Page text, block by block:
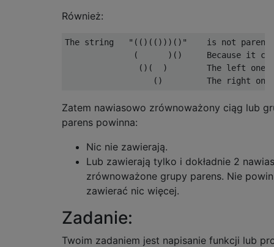
Również:
The string   "(()(()))()"    is not
(      )()     Because it
()(  )        The left one
Zatem nawiasowo zrównoważony ciąg lub
parens powinna:
Nic nie zawierają.
Lub zawierają tylko i dokładnie 2
zrównoważone grupy parens. Nie
zawierać nic więcej.
Zadanie:
Twoim zadaniem jest napisanie funkcji lub